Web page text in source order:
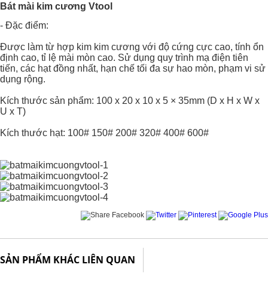
Bát mài kim cương Vtool
- Đặc điểm:
Được làm từ hợp kim kim cương với độ cứng cực cao, tính ổn
định cao, tỉ lệ mài mòn cao. Sử dụng quy trình mạ điện tiên
tiến, các hạt đồng nhất, hạn chế tối đa sự hao mòn, phạm vi sử
dụng rộng.
Kích thước sản phẩm: 100 x 20 x 10 x 5 × 35mm (D x H x W x
U x T)
Kích thước hạt: 100# 150# 200# 320# 400# 600#
SẢN PHẨM KHÁC LIÊN QUAN